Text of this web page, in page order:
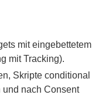
mit eingebettetem
mit Tracking).
Skripte conditional
und nach Consent